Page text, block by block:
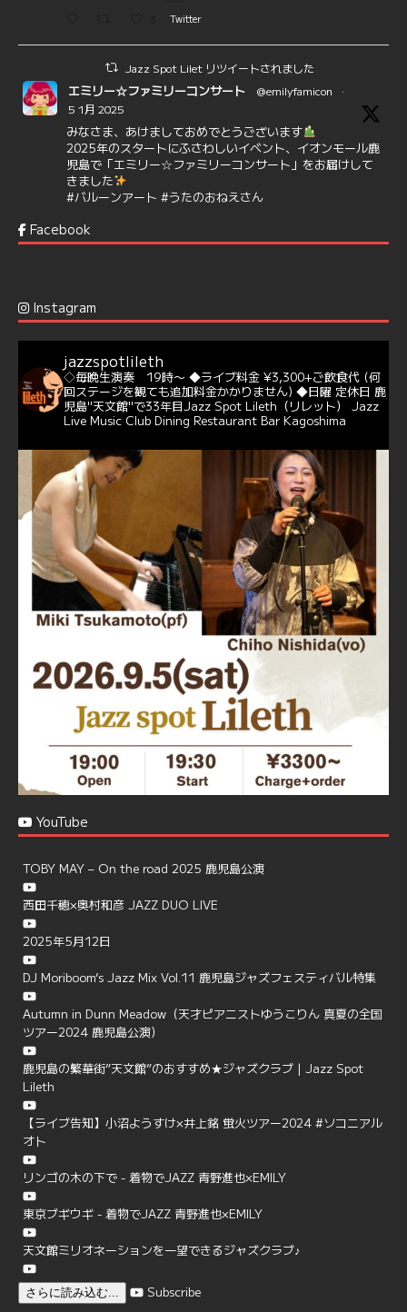
Twitter
Jazz Spot Lilet リツイートされました
エミリー☆ファミリーコンサート @emilyfamicon
·
5 1月 2025
みなさま、あけましておめでとうございます
2025年のスタートにふさわしいイベント、イオンモール鹿
児島で「エミリー☆ファミリーコンサート」をお届けして
きました
#バルーンアート #うたのおねえさん
6 7
@delightful_gang
バー♪♬
当店での演奏シーンもご覧いただけます❣❣
#天文館ミリオネーション #ジャミラ #クリスマスソング
https://youtu.be/2lhypP4KWc4?si=CEbY-wEg5HDc_iEv
6 Twitter
Jazz Spot Lilet · 11 11月 2024
忘年会＆新年会 ご予約承り中❣❣
☆窓辺から天文館ミリオネーション
☆JAZZの生演奏を聴きながら♪
☆地産地消に拘ったフードメニュー
プラン内容はご予算とご要望に応じてアレンジ可能ですの
で、お気軽にお問い合せください
https://jazzspotlileth.com/recommend/8650
6 7 Twitter
Load More
Facebook
Instagram
jazzspotlileth
◇毎晩生演奏 19時〜 ◆ライブ料金 ¥3,300+ご飲食代 (何
回ステージを観ても追加料金かかりません) ◆日曜 定休日 鹿
児島"天文館"で33年目Jazz Spot Lileth（リレット）
Jazz
Live Music Club Dining Restaurant Bar Kagoshima
YouTube
TOBY MAY – On the road 2025 鹿児島公演
西田千穂×奥村和彦 JAZZ DUO LIVE
2025年5月12日
DJ Moriboom’s Jazz Mix Vol.11 鹿児島ジャズフェスティバル特集
Autumn in Dunn Meadow（天才ピアニストゆうこりん 真夏の全国
ツアー2024 鹿児島公演）
鹿児島の繁華街”天文館”のおすすめ★ジャズクラブ | Jazz Spot
Lileth
【ライブ告知】小沼ようすけ×井上銘 蛍火ツアー2024 #ソコニアル
オト
リンゴの木の下で - 着物でJAZZ 青野進也×EMILY
東京ブギウギ - 着物でJAZZ 青野進也×EMILY
天文館ミリオネーションを一望できるジャズクラブ♪
さらに読み込む... Subscribe